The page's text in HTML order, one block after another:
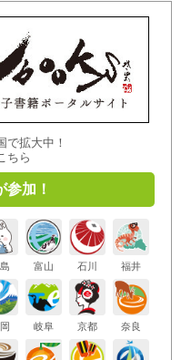
で拡大中！
ちら
参加！
富山 石川 福井
岐阜 京都 奈良